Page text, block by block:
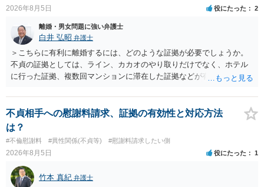
2026年8月5日 役にたった 2
離婚・男女問題に強い弁護士
白井 弘昭 弁護士
＞こちらに有利に離婚するには、どのような証拠が必要でしょうか。
不貞の証拠としては、ライン、カカオのやり取りだけでなく、ホテル
に行った証拠、複数回マンションに滞在した証拠などが有効です。 不
婚する、慰謝料をとるなど）ことができると思われます。 ただし、不
貞発覚後、長期間同居を続けると、不貞を許したとの評価につながる
場合がありますので、ご注意ください。 以上、ご参考まで。
不貞相手への慰謝料請求、証拠の有効性と対応方法
は？
#不倫慰謝料 #異性関係(不貞等) #慰謝料請求したい側
2026年8月5日 役にたった 1
竹本 真紀 弁護士